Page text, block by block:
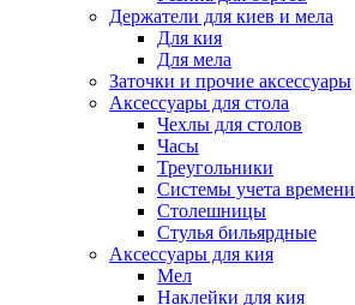
Держатели для киев и мела
Для кия
Для мела
Заточки и прочие аксессуары
Аксессуары для стола
Чехлы для столов
Часы
Треугольники
Системы учета времени
Столешницы
Стулья бильярдные
Аксессуары для кия
Мел
Наклейки для кия